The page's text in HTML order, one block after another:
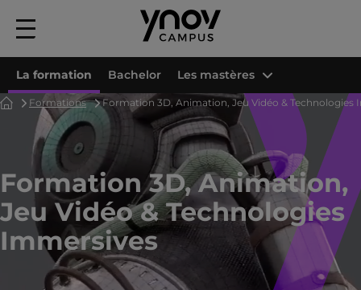
Menu
principal
AccueilFormations Formation 3D, Animation, Jeu Vidéo & Technologies
Formation 3D, Animation,
Jeu Vidéo & Technologies
Immersives
La formation Bachelor Les mastères